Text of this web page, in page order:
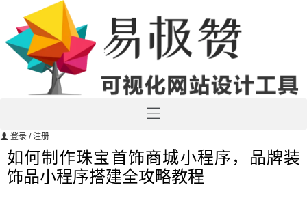
登录 / 注册
如何制作珠宝首饰商城小程序，品牌装
饰品小程序搭建全攻略教程